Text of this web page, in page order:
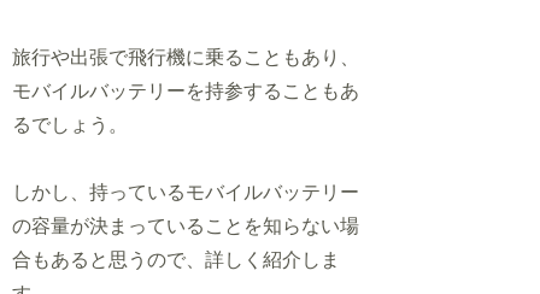
旅行や出張で飛行機に乗ることもあり、
モバイルバッテリーを持参することもあ
るでしょう。
しかし、持っているモバイルバッテリー
の容量が決まっていることを知らない場
合もあると思うので、詳しく紹介しま